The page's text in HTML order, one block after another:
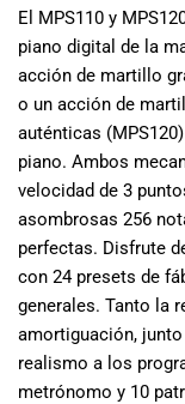
El MPS110 y
piano digital de la
acción de martillo
o un acción de
auténticas
piano. Ambos
velocidad de 3
asombrosas 256
perfectas. Disfrute
con 24 presets de
generales. Tanto la
amortiguación,
realismo a los
metrónomo y 10